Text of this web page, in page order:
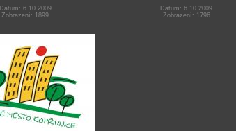
Datum: 6.10.2009
Zobrazení: 1899
Datum: 6.10.2009
Zobrazení: 1796